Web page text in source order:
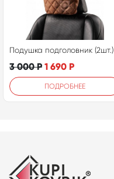
Подушка подголовник (2шт.)
3 000Р 1 690 Р
ПОДРОБНЕЕ